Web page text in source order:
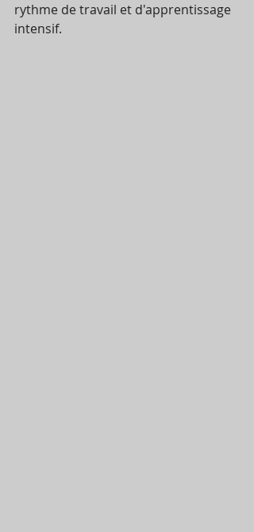
rythme de travail et d'apprentissage
intensif.